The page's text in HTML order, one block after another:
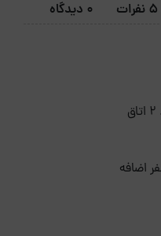
0 دیدگاه